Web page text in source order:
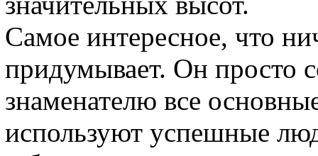
Самое интересное, что
придумывает. Он просто
знаменателю все
используют успешные